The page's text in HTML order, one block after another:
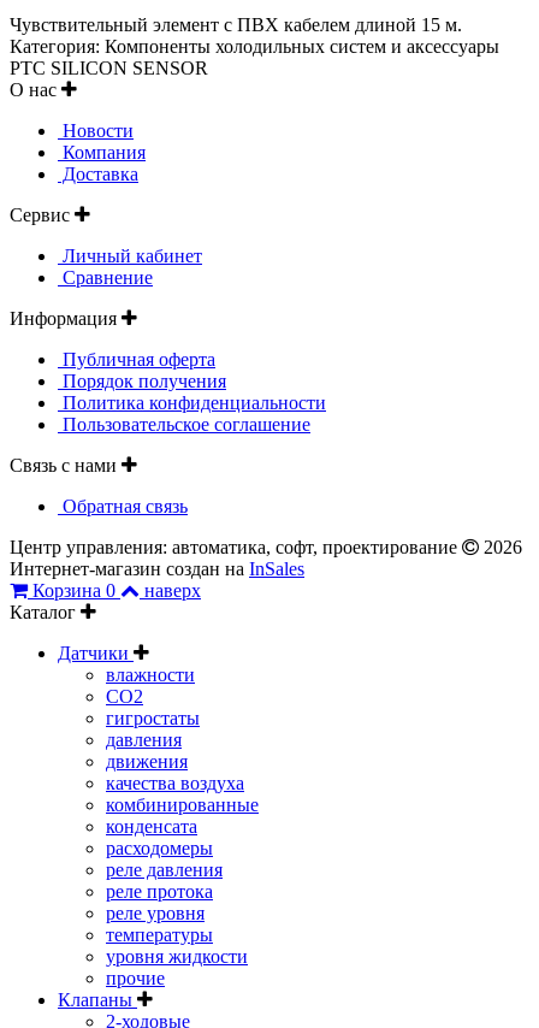
Чувствительный элемент с ПВХ кабелем длиной 15 м.
Категория: Компоненты холодильных систем и аксессуары
PTC SILICON SENSOR
О нас
Новости
Компания
Доставка
Сервис
Личный кабинет
Сравнение
Информация
Публичная оферта
Порядок получения
Политика конфиденциальности
Пользовательское соглашение
Связь с нами
Обратная связь
Центр управления: автоматика, софт, проектирование
2026
Интернет-магазин создан на InSales
Корзина 0
наверх
Каталог
Датчики
влажности
CO2
гигростаты
давления
движения
качества воздуха
комбинированные
конденсата
расходомеры
реле давления
реле протока
реле уровня
температуры
уровня жидкости
прочие
Клапаны
2-ходовые